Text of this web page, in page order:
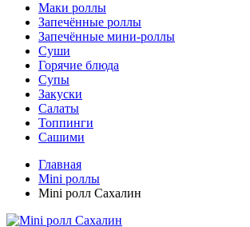
Маки роллы
Запечённые роллы
Запечённые мини-роллы
Суши
Горячие блюда
Супы
Закуски
Салаты
Топпинги
Сашими
Главная
Mini роллы
Mini pолл Сахалин